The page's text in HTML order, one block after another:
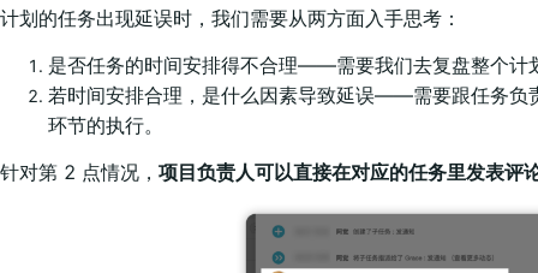
计划的任务出现延误时，我们需要从两方面入手思考：
是否任务的时间安排得不合理——需要我们去复盘整个计
若时间安排合理，是什么因素导致延误——需要跟任务负
环节的执行。
针对第 2 点情况， 项目负责人可以直接在对应的任务里发表评